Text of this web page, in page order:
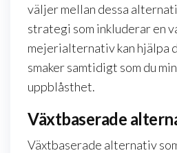
väljer mellan dessa
strategi som inkluderar en
mejerialternativ kan hjälpa
smaker samtidigt som du
uppblåsthet.
Växtbaserade
Växtbaserade alternativ